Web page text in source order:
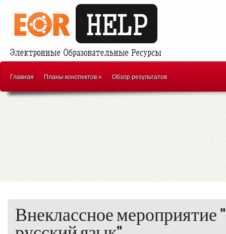
Главная Планы конспектов» Обзор результатов
Внеклассное мероприятие